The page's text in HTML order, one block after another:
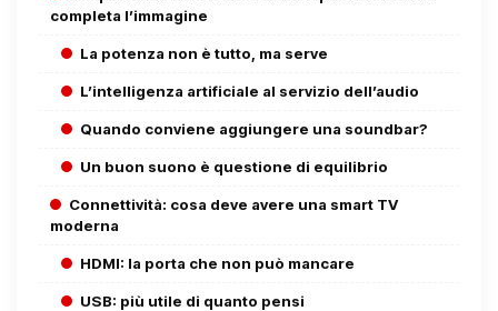
completa l’immagine
La potenza non è tutto, ma serve
L’intelligenza artificiale al servizio dell’audio
Quando conviene aggiungere una soundbar?
Un buon suono è questione di equilibrio
Connettività: cosa deve avere una smart TV
moderna
HDMI: la porta che non può mancare
USB: più utile di quanto pensi